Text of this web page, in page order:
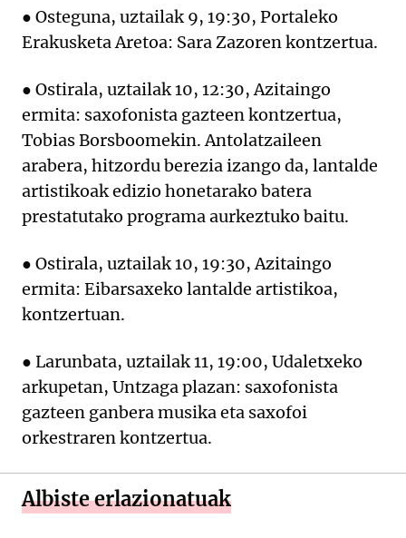
● Osteguna, uztailak 9, 19:30, Portaleko
Erakusketa Aretoa: Sara Zazoren kontzertua.
● Ostirala, uztailak 10, 12:30, Azitaingo
ermita: saxofonista gazteen kontzertua,
Tobias Borsboomekin. Antolatzaileen
arabera, hitzordu berezia izango da, lantalde
artistikoak edizio honetarako batera
prestatutako programa aurkeztuko baitu.
● Ostirala, uztailak 10, 19:30, Azitaingo
ermita: Eibarsaxeko lantalde artistikoa,
kontzertuan.
● Larunbata, uztailak 11, 19:00, Udaletxeko
arkupetan, Untzaga plazan: saxofonista
gazteen ganbera musika eta saxofoi
orkestraren kontzertua.
Albiste erlazionatuak